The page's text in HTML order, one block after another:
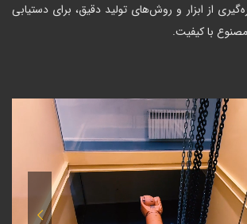
از ابزار و روش‌های تولید دقیق، برای دستیابی
با کیفیت.